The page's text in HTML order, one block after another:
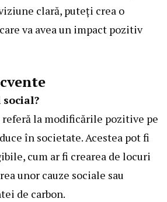
clară, puteți crea o
va avea un impact pozitiv
social?
la modificările pozitive pe
în societate. Acestea pot fi
cum ar fi crearea de locuri
unor cauze sociale sau
de carbon.